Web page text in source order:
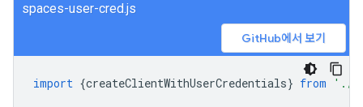
spaces-user-cred.js
GitHub에서 보기
import {createClientWithUserCredentials} from './